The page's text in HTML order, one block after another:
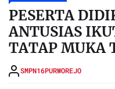
PESERTA
ANTUSIAS
TATAP MUKA
SMPN16PURWOREJO